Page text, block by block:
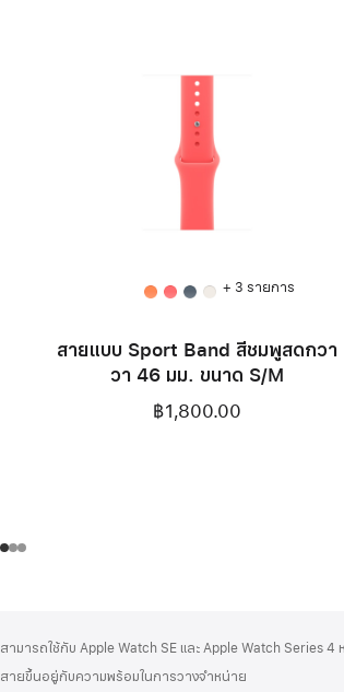
+ 3 รายการ
สายแบบ Sport Band สีชมพูสดกวา
วา 46 มม. ขนาด S/M
฿1,800.00
ท้าย
เชิงอรรถ
สามารถใช้กับ Apple Watch SE และ Apple Watch Series 4
สายขึ้นอยู่กับความพร้อมในการวางจำหน่าย